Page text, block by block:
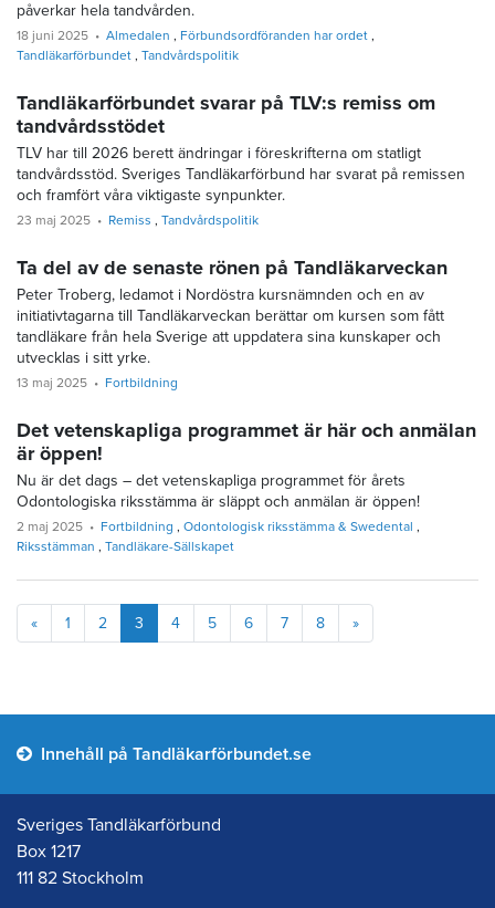
påverkar hela tandvården.
18 juni 2025 Almedalen
Förbundsordföranden har ordet
Tandläkarförbundet
Tandvårdspolitik
Tandläkarförbundet svarar på TLV:s remiss om
tandvårdsstödet
TLV har till 2026 berett ändringar i föreskrifterna om statligt
tandvårdsstöd. Sveriges Tandläkarförbund har svarat på remissen
och framfört våra viktigaste synpunkter.
23 maj 2025 Remiss Tandvårdspolitik
Ta del av de senaste rönen på Tandläkarveckan
Peter Troberg, ledamot i Nordöstra kursnämnden och en av
initiativtagarna till Tandläkarveckan berättar om kursen som fått
tandläkare från hela Sverige att uppdatera sina kunskaper och
utvecklas i sitt yrke.
13 maj 2025 Fortbildning
Det vetenskapliga programmet är här och anmälan
är öppen!
Nu är det dags – det vetenskapliga programmet för årets
Odontologiska riksstämma är släppt och anmälan är öppen!
2 maj 2025 Fortbildning
Odontologisk riksstämma & Swedental
Riksstämman
Tandläkare-Sällskapet
«Föregående
1 2 3 4 5 6 7 8 »Nästa
Innehåll på Tandläkarförbundet.se
Sveriges Tandläkarförbund
Box 1217
111 82 Stockholm